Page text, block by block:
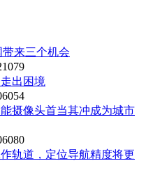
带来三个机会
079
出困境
054
摄像头首当其冲成为城市
080
轨道，定位导航精度将更